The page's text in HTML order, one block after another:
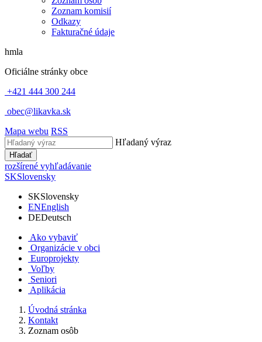
Zoznam komisií
Odkazy
Fakturačné údaje
hmla
Oficiálne stránky obce
+421 444 300 244
obec@likavka.sk
Mapa webu RSS
Hľadaný výraz
Hľadať
rozšírené vyhľadávanie
SKSlovensky
SKSlovensky
ENEnglish
DEDeutsch
Ako vybaviť
Organizácie v obci
Europrojekty
Voľby
Seniori
Aplikácia
Úvodná stránka
Kontakt
Zoznam osôb